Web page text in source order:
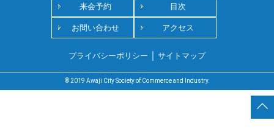
来会予約 目次
お問い合わせ アクセス
プライバシーポリシー ｜ サイトマップ
© 2019 Awaji City Society of Commerce and Industry.